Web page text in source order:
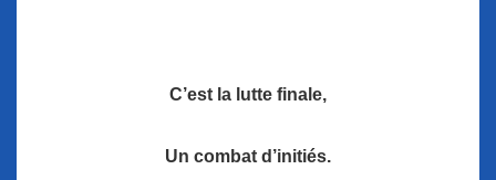
C’est la lutte finale,
Un combat d’initiés.